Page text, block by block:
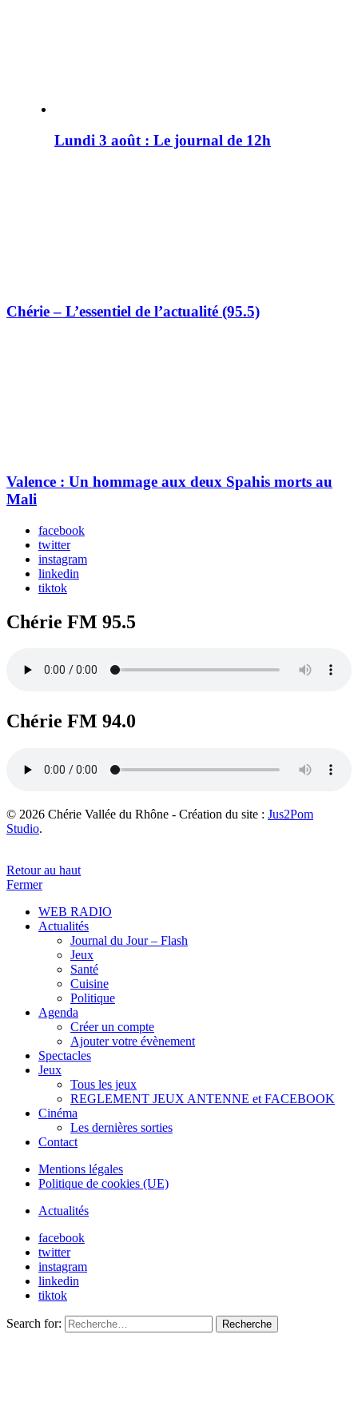
Lundi 3 août : Le journal de 12h
Chérie – L’essentiel de l’actualité (95.5)
Valence : Un hommage aux deux Spahis morts au
Mali
facebook
twitter
instagram
linkedin
tiktok
Chérie FM 95.5
Chérie FM 94.0
© 2026 Chérie Vallée du Rhône - Création du site : Jus2Pom
Studio.
Retour au haut
Fermer
WEB RADIO
Actualités
Journal du Jour – Flash
Jeux
Santé
Cuisine
Politique
Agenda
Créer un compte
Ajouter votre évènement
Spectacles
Jeux
Tous les jeux
REGLEMENT JEUX ANTENNE et FACEBOOK
Cinéma
Les dernières sorties
Contact
Mentions légales
Politique de cookies (UE)
Actualités
facebook
twitter
instagram
linkedin
tiktok
Search for: Recherche